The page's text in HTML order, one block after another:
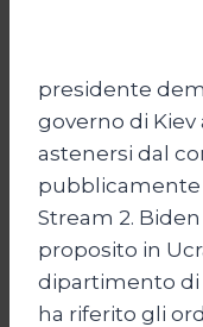
presidente
governo di Kiev
astenersi dal
pubblicamente
Stream 2.
proposito in
dipartimento di
ha riferito gli